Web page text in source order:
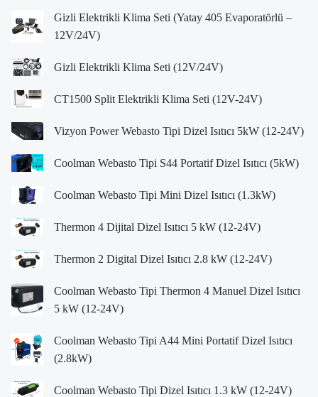
Gizli Elektrikli Klima Seti (Yatay 405 Evaporatörlü –
12V/24V)
Gizli Elektrikli Klima Seti (12V/24V)
CT1500 Split Elektrikli Klima Seti (12V-24V)
Vizyon Power Webasto Tipi Dizel Isıtıcı 5kW (12-24V)
Coolman Webasto Tipi S44 Portatif Dizel Isıtıcı (5kW)
Coolman Webasto Tipi Mini Dizel Isıtıcı (1.3kW)
Thermon 4 Dijital Dizel Isıtıcı 5 kW (12-24V)
Thermon 2 Digital Dizel Isıtıcı 2.8 kW (12-24V)
Coolman Webasto Tipi Thermon 4 Manuel Dizel Isıtıcı
5 kW (12-24V)
Coolman Webasto Tipi A44 Mini Portatif Dizel Isıtıcı
(2.8kW)
Coolman Webasto Tipi Dizel Isıtıcı 1.3 kW (12-24V)